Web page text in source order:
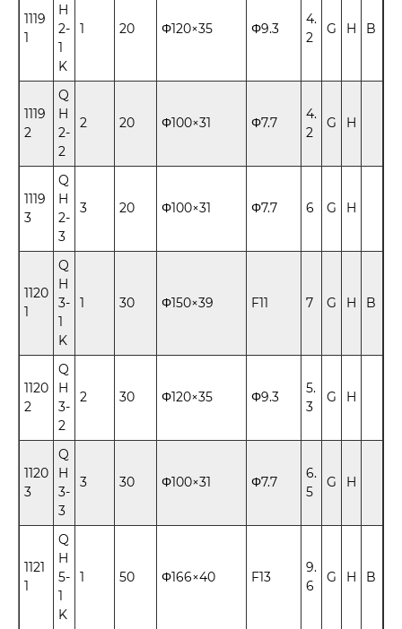
1119
1
H
2-
1
K
1 20 Φ120×35 Φ9.3
4.
2
G H B
1119
2
Q
H
2-
2
2 20 Φ100×31 Φ7.7
4.
2
G H
1119
3
Q
H
2-
3
3 20 Φ100×31 Φ7.7 6 G H
1120
1
Q
H
3-
1
K
1 30 Φ150×39 F11 7 G H B
1120
2
Q
H
3-
2
2 30 Φ120×35 Φ9.3
5.
3
G H
1120
3
Q
H
3-
3
3 30 Φ100×31 Φ7.7
6.
5
G H
1121
1
Q
H
5-
1
K
1 50 Φ166×40 F13
9.
6
G H B